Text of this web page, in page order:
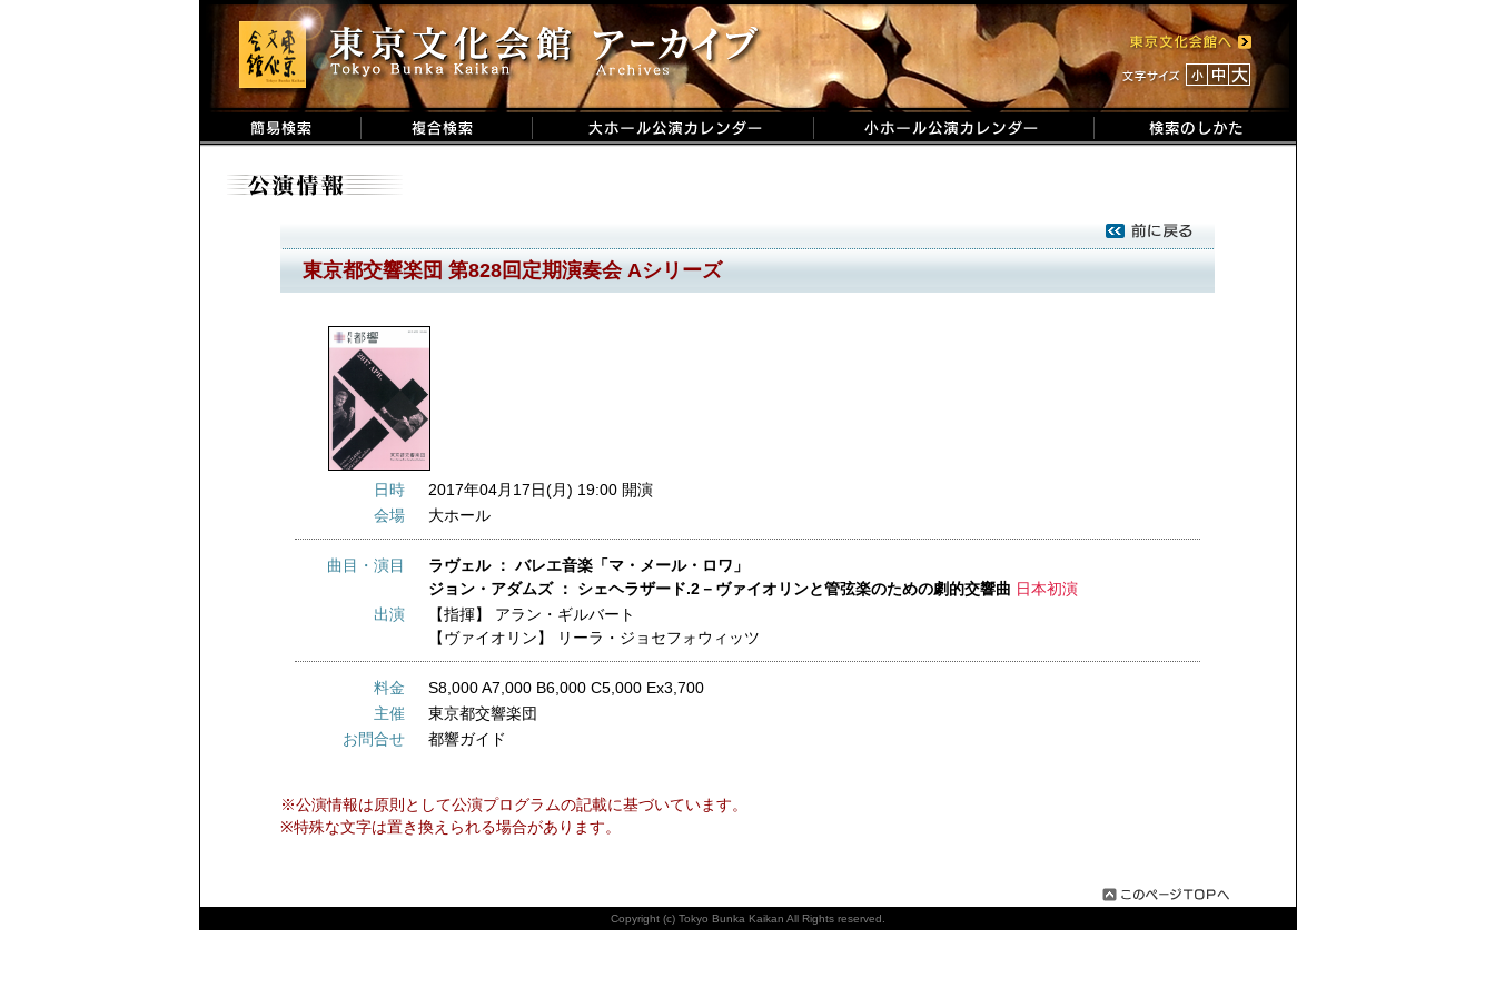
東京都交響楽団 第828回定期演奏会 Aシリーズ
日時
2017年04月17日(月) 19:00 開演
会場
大ホール
曲目・演目
ラヴェル ： バレエ音楽「マ・メール・ロワ」
ジョン・アダムズ ： シェヘラザード.2－ヴァイオリンと管弦楽のための劇的交響曲 日本初演
出演
【指揮】 アラン・ギルバート
【ヴァイオリン】
リーラ・ジョセフォウィッツ
料金
S8,000 A7,000 B6,000 C5,000 Ex3,700
主催
東京都交響楽団
お問合せ
都響ガイド
※公演情報は原則として公演プログラムの記載に基づいています。
※特殊な文字は置き換えられる場合があります。
Copyright (c) Tokyo Bunka Kaikan All Rights reserved.